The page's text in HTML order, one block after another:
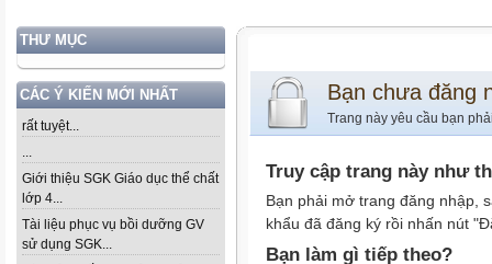
THƯ MỤC
CÁC Ý KIẾN MỚI NHẤT
rất tuyệt...
...
Giới thiệu SGK Giáo dục thể chất
lớp 4...
Tài liệu phục vụ bồi dưỡng GV
sử dụng SGK...
Bạn chưa đăng
Trang này yêu cầu bạn
Truy cập trang này như
Bạn phải mở trang đăng nhập,
khẩu đã đăng ký rồi nhấn nút
Bạn làm gì tiếp theo?